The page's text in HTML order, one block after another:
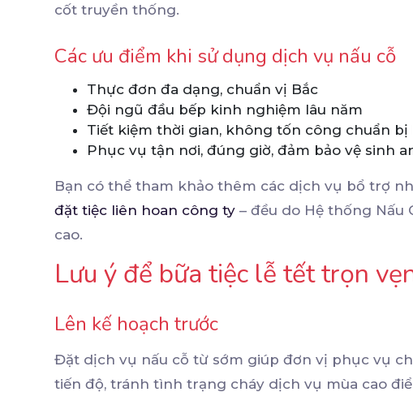
cốt truyền thống.
Các ưu điểm khi sử dụng dịch vụ nấu cỗ
Thực đơn đa dạng, chuẩn vị Bắc
Đội ngũ đầu bếp kinh nghiệm lâu năm
Tiết kiệm thời gian, không tốn công chuẩn bị
Phục vụ tận nơi, đúng giờ, đảm bảo vệ sinh
Bạn có thể tham khảo thêm các dịch vụ bổ trợ
đặt tiệc liên hoan công ty – đều do Hệ thống Nấu
cao.
Lưu ý để bữa tiệc lễ tết trọn
Lên kế hoạch trước
Đặt dịch vụ nấu cỗ từ sớm giúp đơn vị phục vụ
tiến độ, tránh tình trạng cháy dịch vụ mùa cao